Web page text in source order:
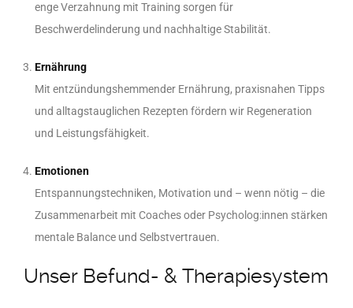
enge Verzahnung mit Training sorgen für
Beschwerdelinderung und nachhaltige Stabilität.
Ernährung
Mit entzündungshemmender Ernährung, praxisnahen Tipps
und alltagstauglichen Rezepten fördern wir Regeneration
und Leistungsfähigkeit.
Emotionen
Entspannungstechniken, Motivation und – wenn nötig – die
Zusammenarbeit mit Coaches oder Psycholog:innen stärken
mentale Balance und Selbstvertrauen.
Unser Befund- & Therapiesystem